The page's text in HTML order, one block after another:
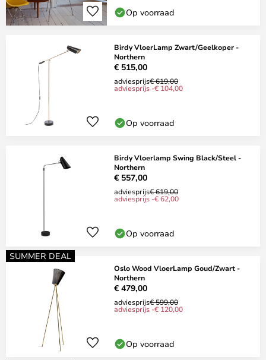
Op voorraad
Birdy VloerLamp Zwart/Geelkoper -
Northern
€ 515,00
adviesprijs€ 619,00
adviesprijs -€ 104,00
Op voorraad
Birdy Vloerlamp Swing Black/Steel -
Northern
€ 557,00
adviesprijs€ 619,00
adviesprijs -€ 62,00
Op voorraad
SUMMER DEAL
Oslo Wood VloerLamp Goud/Zwart -
Northern
€ 479,00
adviesprijs€ 599,00
adviesprijs -€ 120,00
Op voorraad